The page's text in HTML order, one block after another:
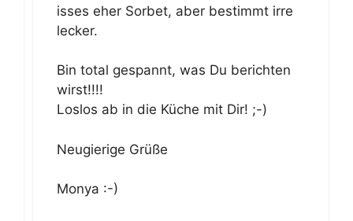
isses eher Sorbet, aber bestimmt irre
lecker.
Bin total gespannt, was Du berichten
wirst!!!!
Loslos ab in die Küche mit Dir! ;-)
Neugierige Grüße
Monya :-)